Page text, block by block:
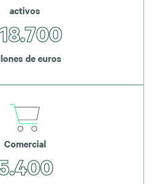
activos
de euros
Comercial